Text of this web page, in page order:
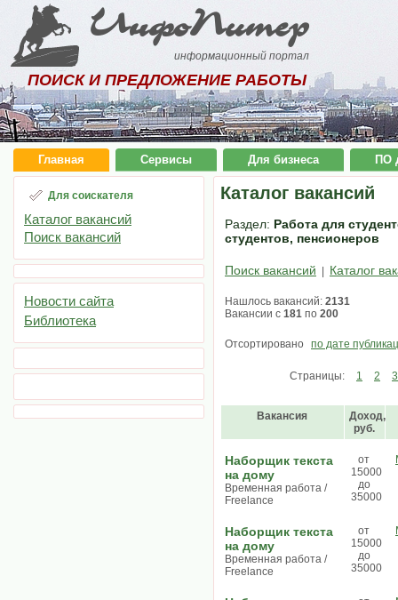
ИнфоПитер
информационный портал
ПОИСК И ПРЕДЛОЖЕНИЕ РАБОТЫ
Главная Сервисы Для бизнеса ПО
Для соискателя
Каталог вакансий
Поиск вакансий
Новости сайта
Библиотека
Каталог вакансий
Раздел: Работа для
студентов, пенсионеров
Поиск вакансий Каталог
Нашлось вакансий: 2131
Вакансии с 181 по 200
Отсортировано по дате
Страницы: 1 2 3
Вакансия
Доход,
руб.
Наборщик текста
на дому
Временная работа /
Freelance
от
15000
до
35000
Наборщик текста
на дому
Временная работа /
Freelance
от
15000
до
35000